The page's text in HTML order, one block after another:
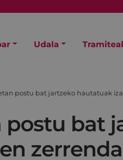
Udala
postu bat jartzeko hautatuak
bat
zerrenda